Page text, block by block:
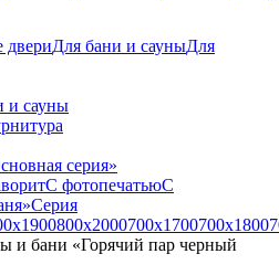
двериДля бани и сауныДля
и сауны
серия»
С фотопечатьюС
Серия
800х2000700х1700700х1800
и бани «Горячий пар черный